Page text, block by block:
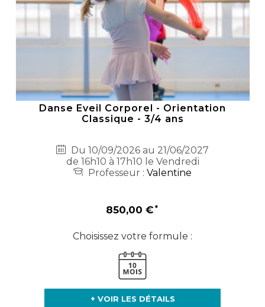
Danse Eveil Corporel - Orientation
Classique - 3/4 ans
Du 10/09/2026 au 21/06/2027
de 16h10 à 17h10 le Vendredi
Professeur : Valentine
850,00 €
Choisissez votre formule :
+ VOIR LES DÉTAILS